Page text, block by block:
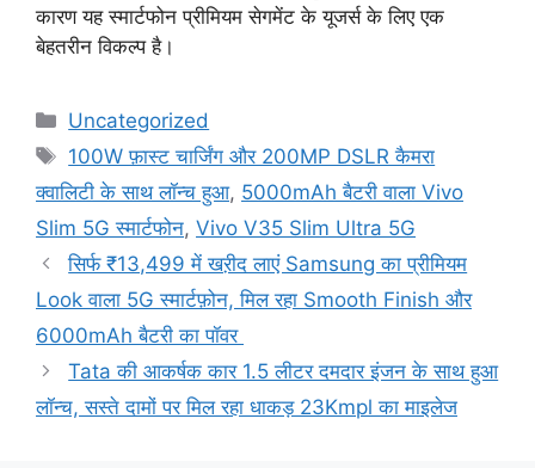
कारण यह स्मार्टफोन प्रीमियम सेगमेंट के यूजर्स के लिए एक
बेहतरीन विकल्प है।
Categories
Uncategorized
Tags
100W फ़ास्ट चार्जिंग और 200MP DSLR कैमरा
क्वालिटी के साथ लॉन्च हुआ, 5000mAh बैटरी वाला Vivo
Slim 5G स्मार्टफोन, Vivo V35 Slim Ultra 5G
सिर्फ ₹13,499 में खऱीद लाएं Samsung का प्रीमियम
Look वाला 5G स्मार्टफ़ोन, मिल रहा Smooth Finish और
6000mAh बैटरी का पॉवर
Tata की आकर्षक कार 1.5 लीटर दमदार इंजन के साथ हुआ
लॉन्च, सस्ते दामों पर मिल रहा धाकड़ 23Kmpl का माइलेज